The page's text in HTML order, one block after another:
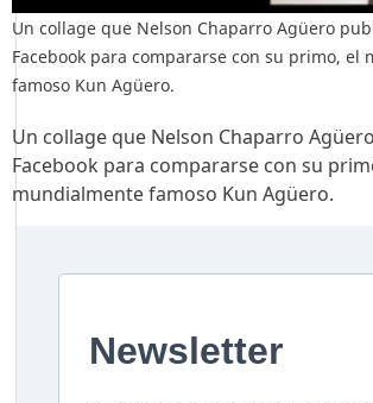
Un collage que Nelson Chaparro Agüero
Facebook para compararse con su primo, el
famoso Kun Agüero.
Un collage que Nelson Chaparro
Facebook para compararse con su
mundialmente famoso Kun Agüero.